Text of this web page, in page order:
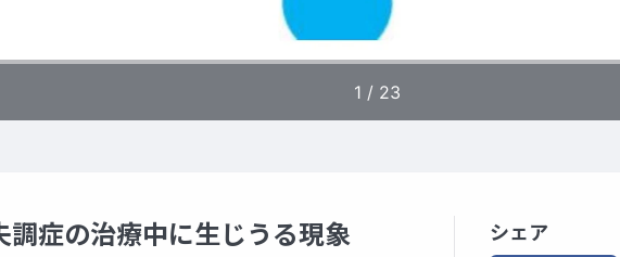
症の治療中に生じうる現象 シェア